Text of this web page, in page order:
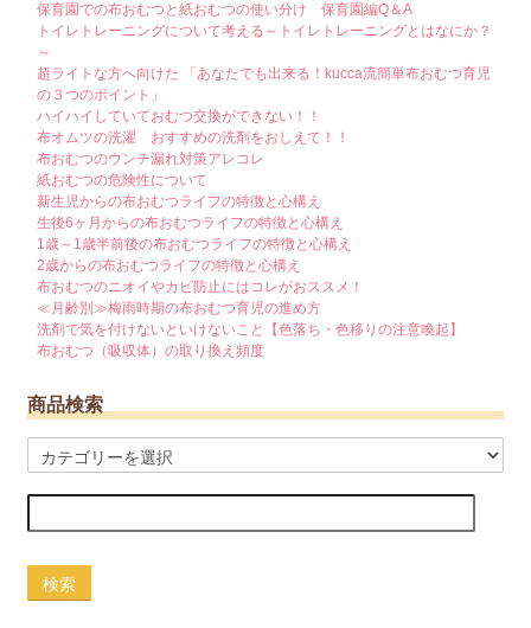
保育園での布おむつと紙おむつの使い分け 保育園編Q＆A
トイレトレーニングについて考える～トイレトレーニングとはなにか？
～
超ライトな方へ向けた 「あなたでも出来る！kucca流簡単布おむつ育児
の３つのポイント」
ハイハイしていておむつ交換ができない！！
布オムツの洗濯 おすすめの洗剤をおしえて！！
布おむつのウンチ漏れ対策アレコレ
紙おむつの危険性について
新生児からの布おむつライフの特徴と心構え
生後6ヶ月からの布おむつライフの特徴と心構え
1歳～1歳半前後の布おむつライフの特徴と心構え
2歳からの布おむつライフの特徴と心構え
布おむつのニオイやカビ防止にはコレがおススメ！
≪月齢別≫梅雨時期の布おむつ育児の進め方
洗剤で気を付けないといけないこと【色落ち・色移りの注意喚起】
布おむつ（吸収体）の取り換え頻度
商品検索
検索